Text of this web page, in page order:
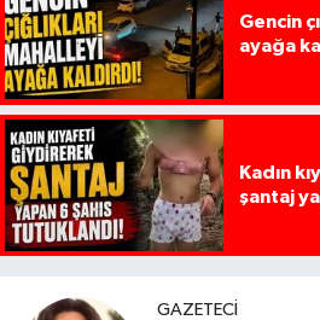
Gencin
ayağa
Kadın
şantaj
GAZETECI